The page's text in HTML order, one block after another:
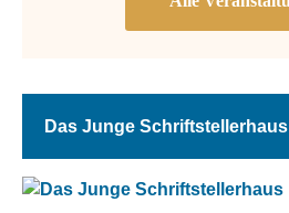
Das Junge Schriftstellerhaus